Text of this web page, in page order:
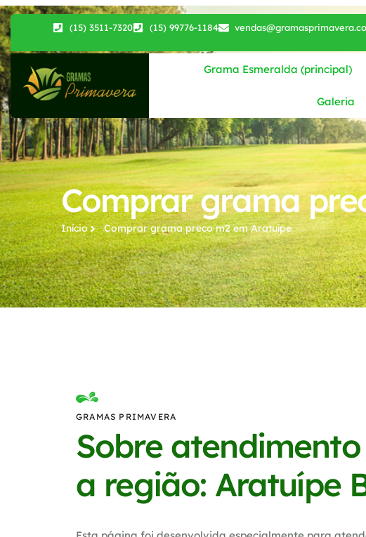
(15) 3511-7320 (15) 99776-1184
Grama Esmeralda (principal)
Galeria
Comprar grama
Início Comprar grama preco m2​ em Aratuípe
GRAMAS PRIMAVERA
Sobre
a região: Aratuípe